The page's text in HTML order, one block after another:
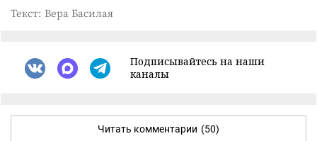
Текст: Вера Басилая
Подписывайтесь на наши
каналы
Читать комментарии (50)